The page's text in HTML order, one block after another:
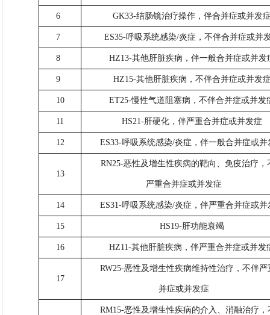
6 GK33-结肠镜治疗操作，伴合并症或并发
7 ES35-呼吸系统感染/炎症，不伴合并症或并
8 HZ13-其他肝脏疾病，伴一般合并症或并发
9 HZ15-其他肝脏疾病，不伴合并症或并发
10 ET25-慢性气道阻塞病，不伴合并症或并发
11 HS21-肝硬化，伴严重合并症或并发症
12 ES33-呼吸系统感染/炎症，伴一般合并症或并
13
RN25-恶性及增生性疾病的靶向、免疫治疗，
严重合并症或并发症
14 ES31-呼吸系统感染/炎症，伴严重合并症或并
15 HS19-肝功能衰竭
16 HZ11-其他肝脏疾病，伴严重合并症或并发
17
RW25-恶性及增生性疾病维持性治疗，不伴严
并症或并发症
RM15-恶性及增生性疾病的介入、消融治疗，